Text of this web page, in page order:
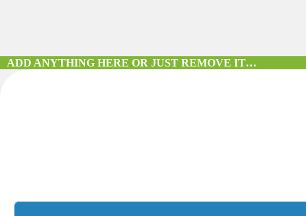
ADD ANYTHING HERE OR JUST REMOVE IT…